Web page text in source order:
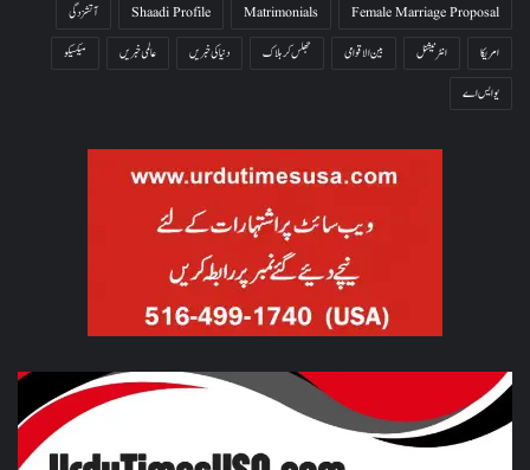
Female Marriage Proposal
Matrimonials
Shaadi Profile
آتشزدگی
امریکا
انٹرنیشنل بین الاقوامی جھلس کر ہلاک دنیا کی خبریں عالمی خبریں
میکسیکو
یو ایس اے